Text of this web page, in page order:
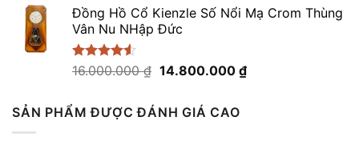
5 sao
là:
41.000.000 ₫.
tại
Đồng Hồ Cổ Kienzle Số Nổi Mạ Crom Thùng
Vân Nu NHập Đức
Được xếp
16.000.000₫ Giá
là:
16.000.000 ₫.
14.800.000 ₫Giá
SẢN PHẨM ĐƯỢC ĐÁNH GIÁ CAO